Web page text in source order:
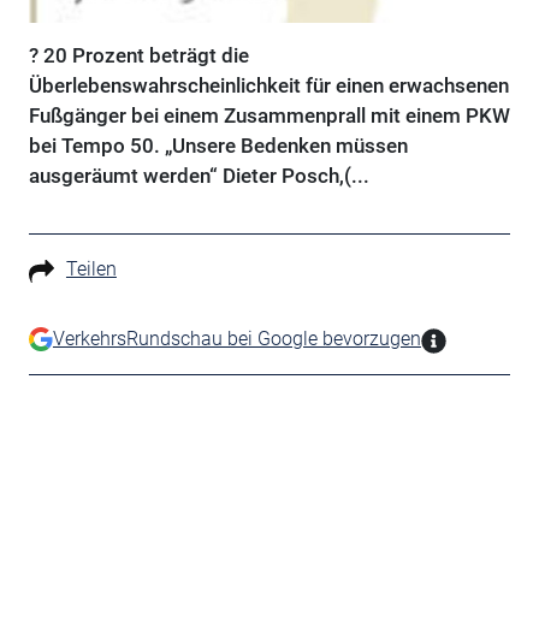
? 20 Prozent beträgt die
Überlebenswahrscheinlichkeit für einen erwachsenen
Fußgänger bei einem Zusammenprall mit einem PKW
bei Tempo 50. „Unsere Bedenken müssen
ausgeräumt werden“ Dieter Posch,(...
Teilen
VerkehrsRundschau bei Google bevorzugen